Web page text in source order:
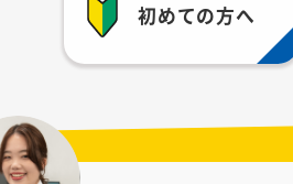
初めての方へ